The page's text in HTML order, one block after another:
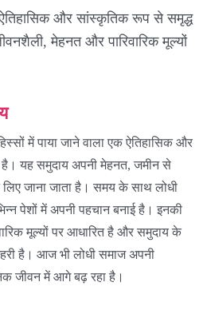
और सांस्कृतिक रूप से समृद्ध
मेहनत और पारिवारिक मूल्यों
में पाया जाने वाला एक ऐतिहासिक और
यह समुदाय अपनी मेहनत, जमीन से
जाना जाता है। समय के साथ लोधी
पेशों में अपनी पहचान बनाई है। इनकी
मूल्यों पर आधारित है और समुदाय के
है। आज भी लोधी समाज अपनी
जीवन में आगे बढ़ रहा है।